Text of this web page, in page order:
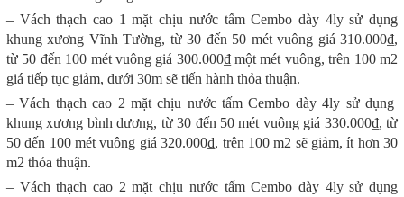
– Vách thạch cao 1 mặt chịu nước tấm Cembo dày 4ly sử dụng
khung xương Vĩnh Tường, từ 30 đến 50 mét vuông giá 310.000₫,
từ 50 đến 100 mét vuông giá 300.000₫ một mét vuông, trên 100 m2
giá tiếp tục giảm, dưới 30m sẽ tiến hành thỏa thuận.
– Vách thạch cao 2 mặt chịu nước tấm Cembo dày 4ly sử dụng
khung xương bình dương, từ 30 đến 50 mét vuông giá 330.000₫, từ
50 đến 100 mét vuông giá 320.000₫, trên 100 m2 sẽ giảm, ít hơn 30
m2 thỏa thuận.
– Vách thạch cao 2 mặt chịu nước tấm Cembo dày 4ly sử dụng